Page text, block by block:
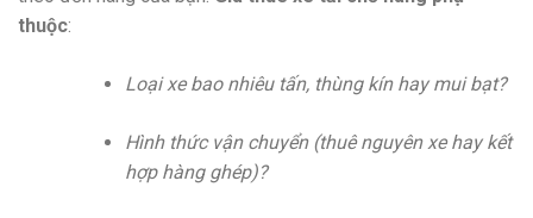
thuộc:
Loại xe bao nhiêu tấn, thùng kín hay mui bạt?
Hình thức vận chuyển (thuê nguyên xe hay kết
hợp hàng ghép)?